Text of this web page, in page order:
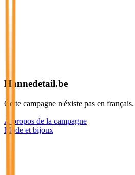
Hannedetail.be
Cette campagne n'éxiste pas en français.
À propos de la campagne
Mode et bijoux